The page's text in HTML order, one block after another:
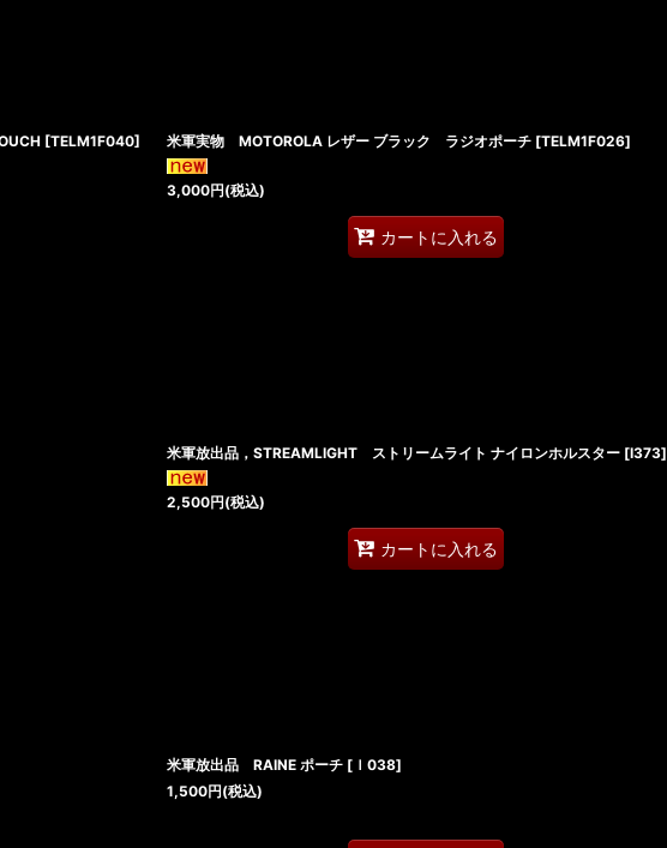
[TELM1F040] 米軍実物 MOTOROLA レザー ブラック ラジオポーチ [TELM1F026]
3,000円(税込)
カートに入れる
米軍放出品，STREAMLIGHT ストリームライト ナイロンホルスター [I373]
2,500円(税込)
カートに入れる
米軍放出品 RAINE ポーチ [ｌ038]
1,500円(税込)